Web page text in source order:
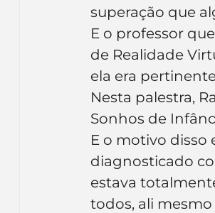
Inteligência Artificial
superação que
E o professor
de Realidade
ela era
Nesta palestra,
Sonhos de
E o motivo disso
diagnosticado
estava
todos, ali